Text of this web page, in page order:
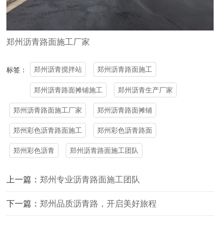
郑州沥青路面施工厂家
标签： 郑州沥青搅拌站 郑州沥青路面施工
郑州沥青路面摊铺施工 郑州沥青生产厂家
郑州沥青路面施工厂家 郑州沥青路面摊铺
郑州彩色沥青路面施工 郑州彩色沥青路面
郑州彩色沥青 郑州沥青路面施工团队
上一篇：郑州专业沥青路面施工团队
下一篇：郑州品质沥青路，开启美好旅程